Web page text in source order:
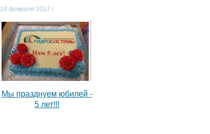
14 февраля 2017 г.
Мы празднуем юбилей -
5 лет!!!